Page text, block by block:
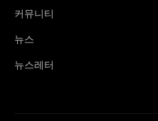
커뮤니티
뉴스
뉴스레터